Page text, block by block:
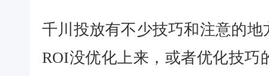
千川投放有不少技巧和注意的
ROI没优化上来，或者优化技